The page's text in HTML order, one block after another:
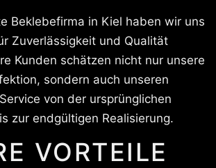
Beklebefirma in Kiel haben wir uns
Zuverlässigkeit und Qualität
Kunden schätzen nicht nur unsere
sondern auch unseren
von der ursprünglichen
zur endgültigen Realisierung.
VORTEILE